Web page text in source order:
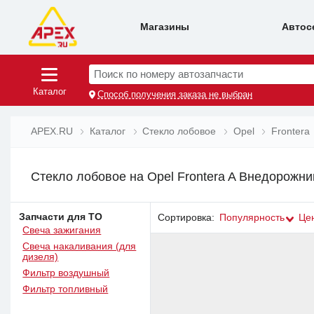
Магазины
Каталог
Поиск по номеру автозапчасти
Способ получения заказа не выбран
APEX.RU Каталог Стекло лобовое Opel Frontera
Стекло лобовое на Opel Frontera A
Запчасти для ТО
Свеча зажигания
Свеча накаливания (для
дизеля)
Фильтр воздушный
Фильтр топливный
Сортировка: Популярность